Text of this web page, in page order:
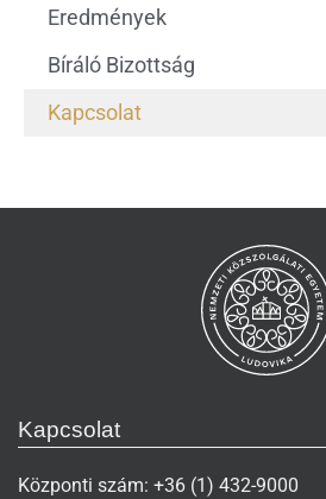
Eredmények
Bíráló Bizottság
Kapcsolat
Kapcsolat
Központi szám: +36 (1) 432-9000